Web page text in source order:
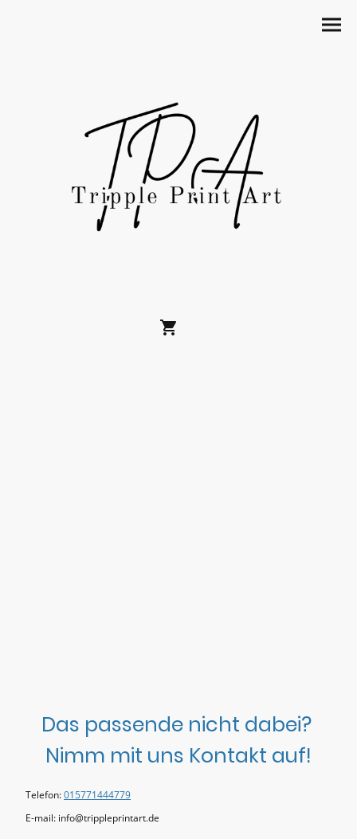
Das passende nicht dabei?
Nimm mit uns Kontakt auf!
Telefon:015771444779
E-mail: info@trippleprintart.de